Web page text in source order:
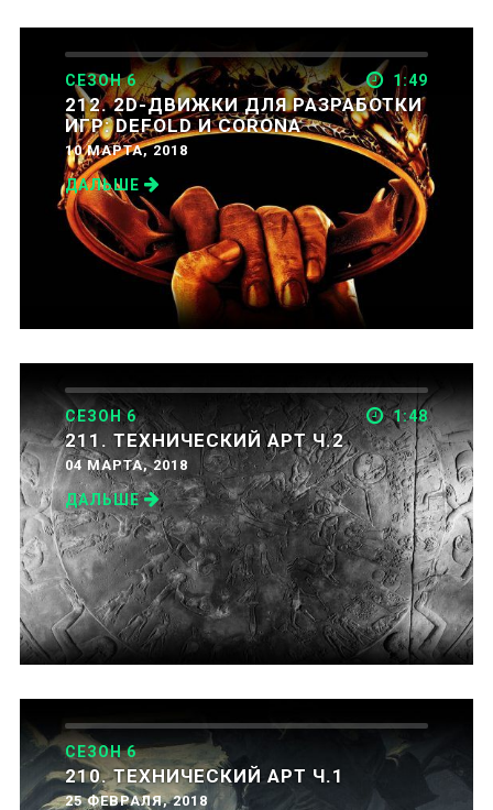
СЕЗОН 6 1:49
212. 2D-ДВИЖКИ ДЛЯ РАЗРАБОТКИ
ИГР: DEFOLD И CORONA
10 МАРТА, 2018
ДАЛЬШЕ
СЕЗОН 6 1:48
211. ТЕХНИЧЕСКИЙ АРТ Ч.2
04 МАРТА, 2018
ДАЛЬШЕ
СЕЗОН 6
210. ТЕХНИЧЕСКИЙ АРТ Ч.1
25 ФЕВРАЛЯ, 2018